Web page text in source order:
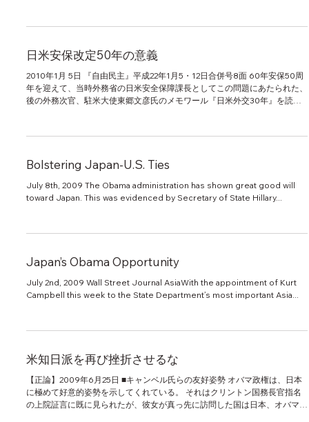
日米安保改定50年の意義
2010年1月 5日 『自由民主』平成22年1月5・12日合併号8面 60年安保50周
年を迎えて、当時外務省の日米安全保障課長としてこの問題にあたられた、
後の外務次官、駐米大使東郷文彦氏のメモワール『日米外交30年』を読み
Bolstering Japan-U.S. Ties
July 8th, 2009 The Obama administration has shown great good will
toward Japan. This was evidenced by Secretary of State Hillary...
Japan’s Obama Opportunity
July 2nd, 2009 Wall Street Journal AsiaWith the appointment of Kurt
Campbell this week to the State Department’s most important Asia...
米知日派を再び挫折させるな
【正論】2009年6月25日 ■キャンベル氏らの友好姿勢 オバマ政権は、日本
に極めて好意的姿勢を示してくれている。 それはクリントン国務長官指名
の上院証言に既に見られたが、彼女が真っ先に訪問した国は日本、オバマ大